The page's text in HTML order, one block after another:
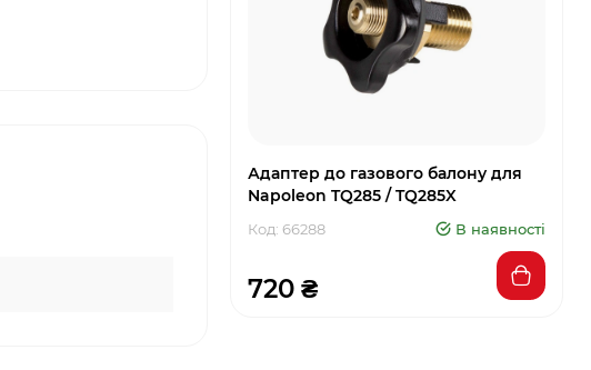
Адаптер до газового балону для
Napoleon TQ285 / TQ285X
Код: 66288 В наявності
720 ₴